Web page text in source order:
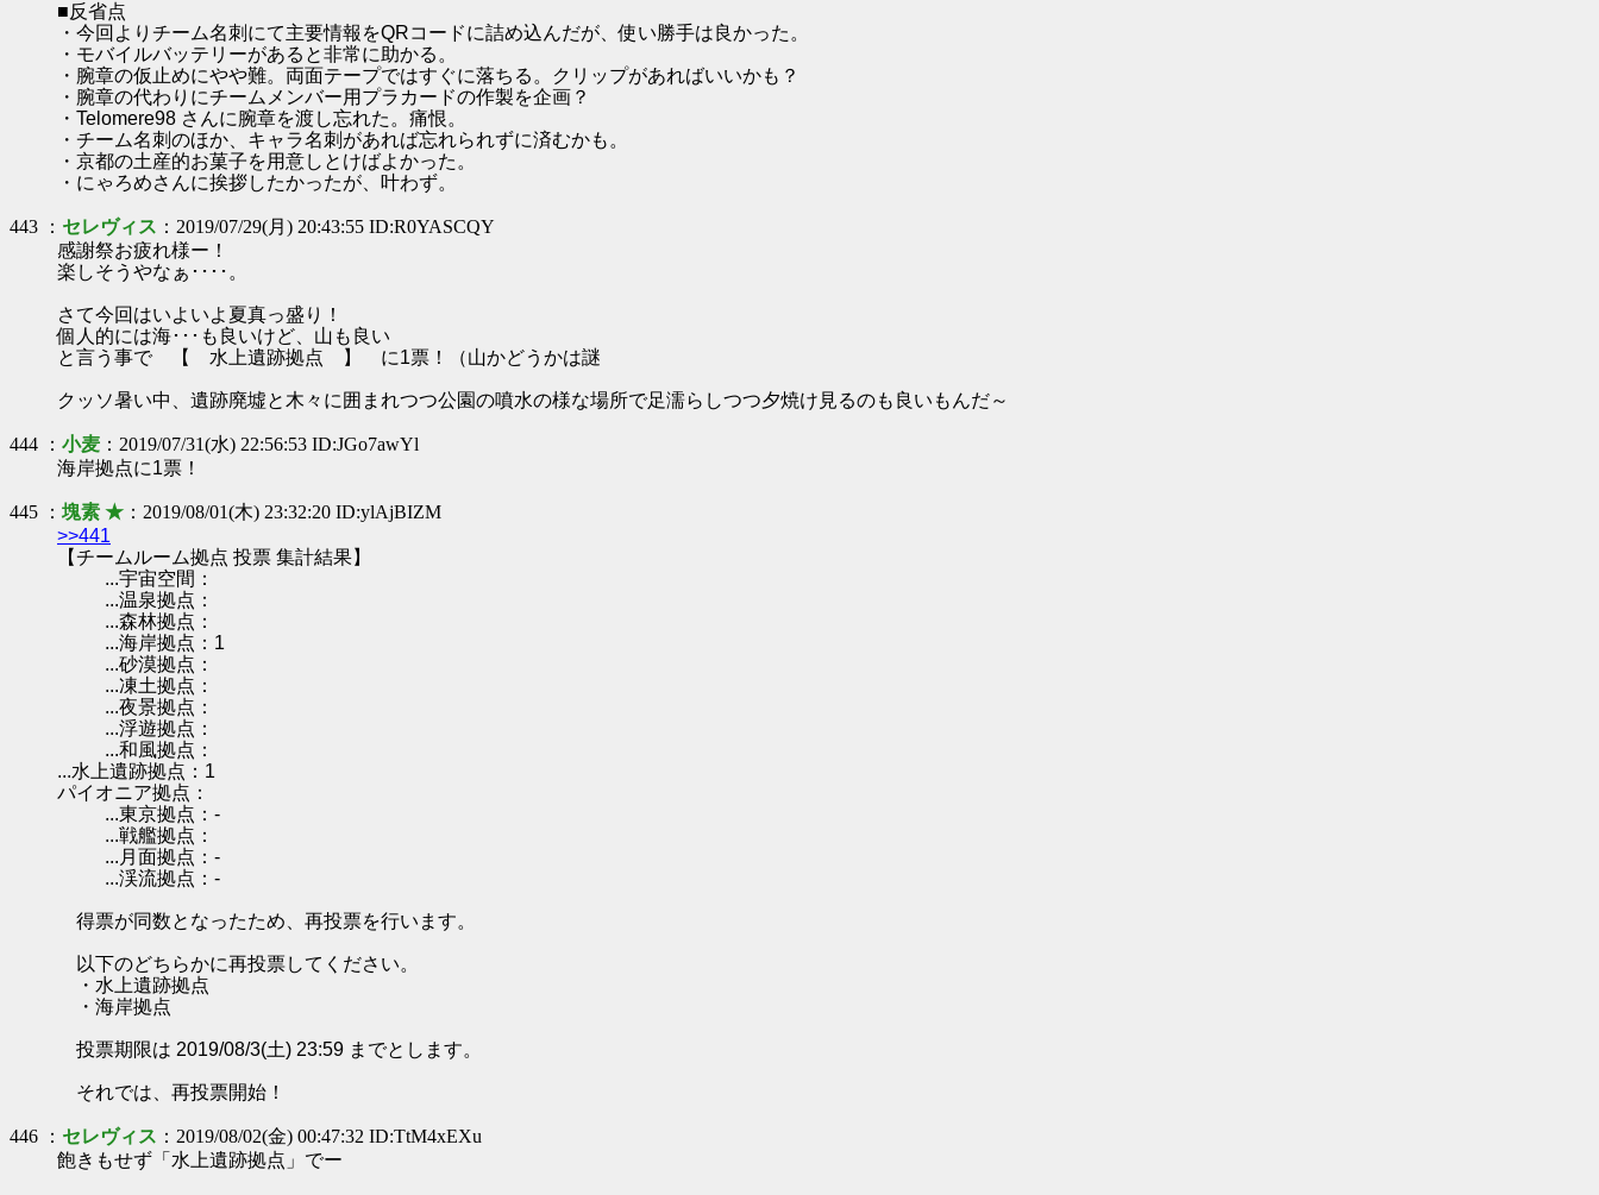
■反省点
・今回よりチーム名刺にて主要情報をQRコードに詰め込んだが、使い勝手は良かった。
・モバイルバッテリーがあると非常に助かる。
・腕章の仮止めにやや難。両面テープではすぐに落ちる。クリップがあればいいかも？
・腕章の代わりにチームメンバー用プラカードの作製を企画？
・Telomere98 さんに腕章を渡し忘れた。痛恨。
・チーム名刺のほか、キャラ名刺があれば忘れられずに済むかも。
・京都の土産的お菓子を用意しとけばよかった。
・にゃろめさんに挨拶したかったが、叶わず。
443 ： セレヴィス ：2019/07/29(月) 20:43:55 ID:R0YASCQY
感謝祭お疲れ様ー！
楽しそうやなぁ････。
さて今回はいよいよ夏真っ盛り！
個人的には海･･･も良いけど、山も良い
と言う事で 【 水上遺跡拠点 】 に1票！（山かどうかは謎
クッソ暑い中、遺跡廃墟と木々に囲まれつつ公園の噴水の様な場所で足濡らしつつ夕焼け見るのも良いもんだ～
444 ： 小麦 ：2019/07/31(水) 22:56:53 ID:JGo7awYl
海岸拠点に1票！
445 ： 塊素 ★ ：2019/08/01(木) 23:32:20 ID:ylAjBIZM
>>441
【チームルーム拠点 投票 集計結果】
...宇宙空間：
...温泉拠点：
...森林拠点：
...海岸拠点：1
...砂漠拠点：
...凍土拠点：
...夜景拠点：
...浮遊拠点：
...和風拠点：
...水上遺跡拠点：1
パイオニア拠点：
...東京拠点：-
...戦艦拠点：
...月面拠点：-
...渓流拠点：-
得票が同数となったため、再投票を行います。
以下のどちらかに再投票してください。
・水上遺跡拠点
・海岸拠点
投票期限は 2019/08/3(土) 23:59 までとします。
それでは、再投票開始！
446 ： セレヴィス ：2019/08/02(金) 00:47:32 ID:TtM4xEXu
飽きもせず「水上遺跡拠点」でー